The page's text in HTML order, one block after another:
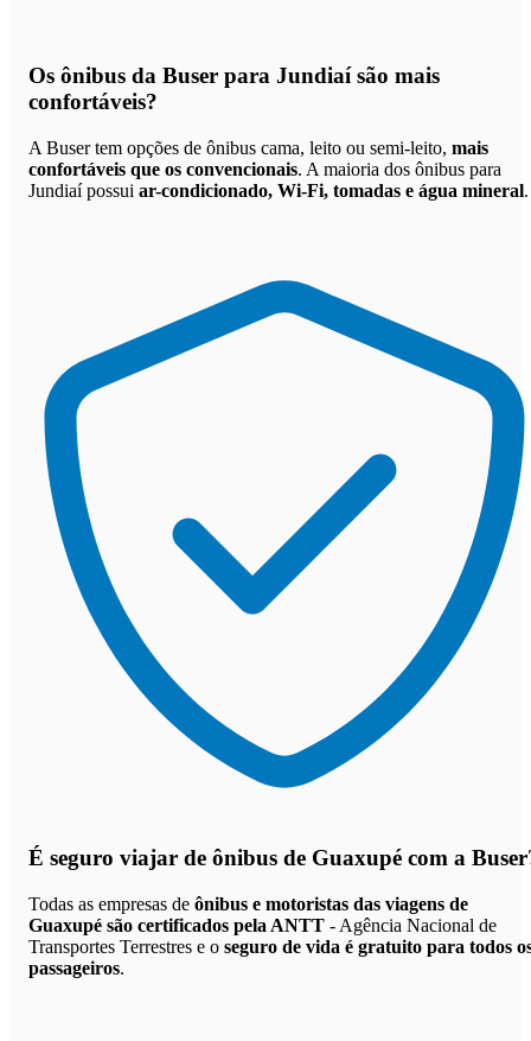
Os ônibus da Buser para Jundiaí são mais
confortáveis?
A Buser tem opções de ônibus cama, leito ou semi-leito, mais
confortáveis que os convencionais. A maioria dos ônibus para
Jundiaí possui ar-condicionado, Wi-Fi, tomadas e água mineral.
É seguro viajar de ônibus de Guaxupé com a
Todas as empresas de ônibus e motoristas das viagens de
Guaxupé são certificados pela ANTT - Agência Nacional de
Transportes Terrestres e o seguro de vida é gratuito para todos
passageiros.